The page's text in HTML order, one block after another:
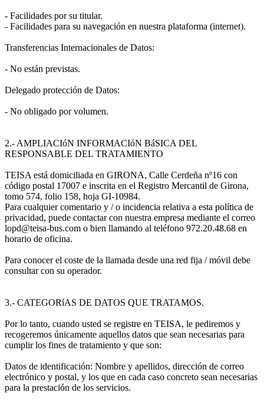
- Facilidades por su titular.
- Facilidades para su navegación en nuestra plataforma (internet).
Transferencias Internacionales de Datos:
- No están previstas.
Delegado protección de Datos:
- No obligado por volumen.
2.- AMPLIACIóN INFORMACIóN BáSICA DEL
RESPONSABLE DEL TRATAMIENTO
TEISA está domiciliada en GIRONA, Calle Cerdeña nº16 con
código postal 17007 e inscrita en el Registro Mercantil de Girona,
tomo 574, folio 158, hoja GI-10984.
Para cualquier comentario y / o incidencia relativa a esta política de
privacidad, puede contactar con nuestra empresa mediante el correo
lopd@teisa-bus.com o bien llamando al teléfono 972.20.48.68 en
horario de oficina.
Para conocer el coste de la llamada desde una red fija / móvil debe
consultar con su operador.
3.- CATEGORíAS DE DATOS QUE TRATAMOS.
Por lo tanto, cuando usted se registre en TEISA, le pediremos y
recogeremos únicamente aquellos datos que sean necesarias para
cumplir los fines de tratamiento y que son:
Datos de identificación: Nombre y apellidos, dirección de correo
electrónico y postal, y los que en cada caso concreto sean necesarias
para la prestación de los servicios.